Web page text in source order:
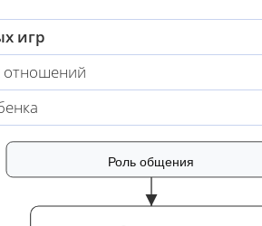
игр
отношений
Роль общения